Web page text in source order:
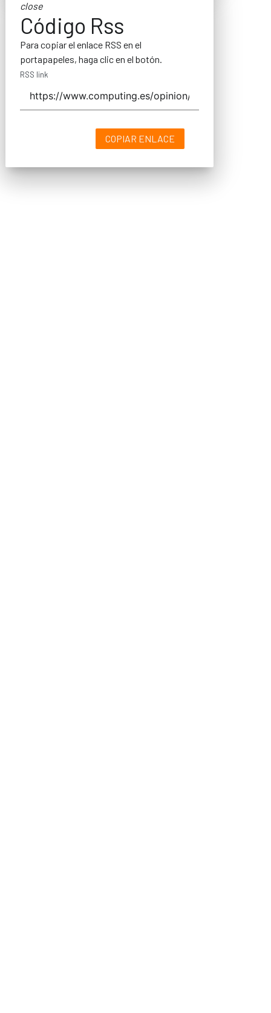
close
Código Rss
Para copiar el enlace RSS en el
portapapeles, haga clic en el botón.
RSS link
COPIAR ENLACE